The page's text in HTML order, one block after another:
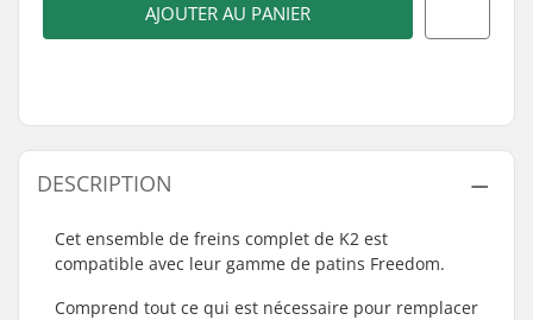
AJOUTER AU PANIER
DESCRIPTION
Cet ensemble de freins complet de K2 est
compatible avec leur gamme de patins Freedom.
Comprend tout ce qui est nécessaire pour remplacer